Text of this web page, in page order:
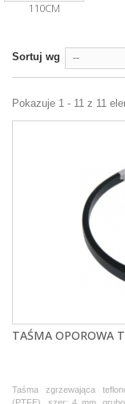
110CM
Sortuj wg --
Pokazuje 1 - 11 z 11
TAŚMA OPOROWA
Taśma zgrzewająca